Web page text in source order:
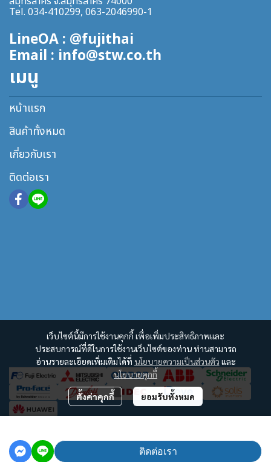
ติดต่อเรา
เว็บไซต์นี้มีการใช้งานคุกกี้ เพื่อเพิ่มประสิทธิภาพและ
ประสบการณ์ที่ดีในการใช้งานเว็บไซต์ของท่าน ท่านสามารถ
อ่านรายละเอียดเพิ่มเติมได้ที่ นโยบายความเป็นส่วนตัว และ
นโยบายคุกกี้
ตั้งค่าคุกกี้ ยอมรับทั้งหมด
Tel. 034-410299, 063-2046990-1
LineOA : @fujithai
Email : info@stw.co.th
เมนู
หน้าแรก
สินค้าทั้งหมด
เกี่ยวกับเรา
ติดต่อเรา
Copyright | All Rights Reserved | Powered by MWE